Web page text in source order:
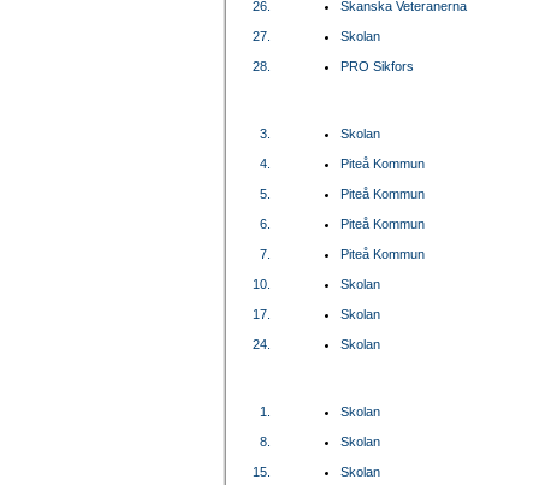
26. Skanska Veteranerna
27. Skolan
28. PRO Sikfors
3. Skolan
4. Piteå Kommun
5. Piteå Kommun
6. Piteå Kommun
7. Piteå Kommun
10. Skolan
17. Skolan
24. Skolan
1. Skolan
8. Skolan
15. Skolan